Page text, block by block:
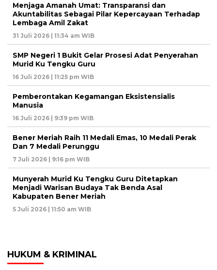
Menjaga Amanah Umat: Transparansi dan
Akuntabilitas Sebagai Pilar Kepercayaan Terhadap
Lembaga Amil Zakat
31 Juli 2026 | 11:34 am WIB
SMP Negeri 1 Bukit Gelar Prosesi Adat Penyerahan
Murid Ku Tengku Guru
16 Juli 2026 | 11:25 pm WIB
Pemberontakan Kegamangan Eksistensialis
Manusia
16 Juli 2026 | 9:39 pm WIB
Bener Meriah Raih 11 Medali Emas, 10 Medali Perak
Dan 7 Medali Perunggu
7 Juli 2026 | 9:16 pm WIB
Munyerah Murid Ku Tengku Guru Ditetapkan
Menjadi Warisan Budaya Tak Benda Asal
Kabupaten Bener Meriah
5 Juli 2026 | 11:50 am WIB
HUKUM & KRIMINAL